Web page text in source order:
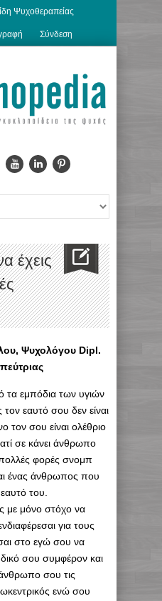
Ψυχοθεραπείας
Σύνδεση
έχεις
Ψυχολόγου Dipl.
τα εμπόδια των υγιών
εαυτό σου δεν είναι
τον σου είναι ολέθριο
σε κάνει άνθρωπο
φορές σνομπ
ένας άνθρωπος που
του.
με μόνο στόχο να
για τους
στο εγώ σου να
δικό σου συμφέρον και
σου τις
ενώ σου